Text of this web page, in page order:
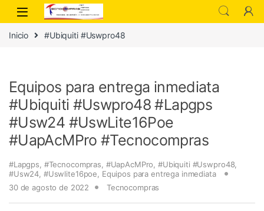
Inicio #Ubiquiti #Uswpro48
Equipos para entrega inmediata
#Ubiquiti #Uswpro48 #Lapgps
#Usw24 #UswLite16Poe
#UapAcMPro #Tecnocompras
#Lapgps #Tecnocompras #UapAcMPro ,#Ubiquiti #Uswpro48
#Usw24 #Uswlite16poe
Equipos para entrega inmediata
30 de agosto de 2022
Tecnocompras